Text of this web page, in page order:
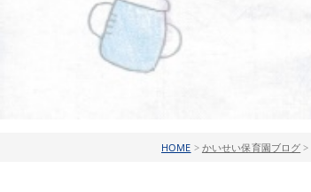
HOME > かいせい保育園ブログ >